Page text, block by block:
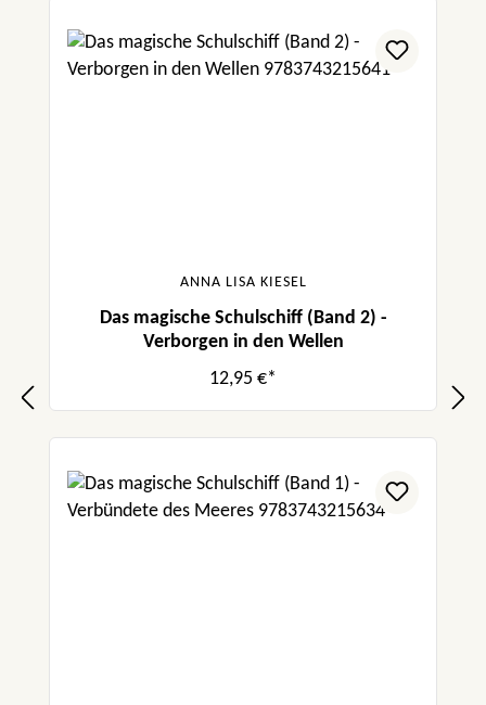
ANNA LISA KIESEL
Das magische Schulschiff (Band 2) -
Verborgen in den Wellen
12,95 €*